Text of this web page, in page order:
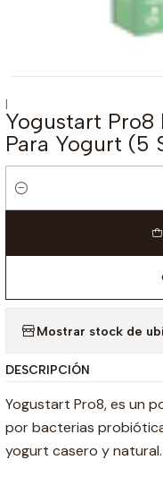
|
Yogustart Pro8
Para Yogurt (5
Cantidad
Mostrar stock de
DESCRIPCIÓN
Yogustart Pro8, es un
por bacterias
yogurt casero y natural.